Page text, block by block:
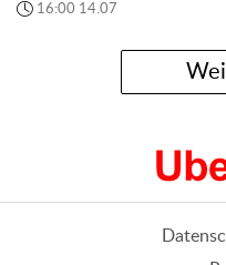
16:00 14.07